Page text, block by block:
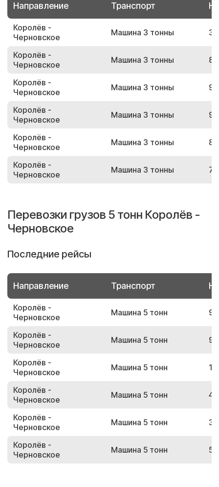
Направление Транспорт
Королёв -
Черновское
Машина 3 тонны
Королёв -
Черновское
Машина 3 тонны
Королёв -
Черновское
Машина 3 тонны
Королёв -
Черновское
Машина 3 тонны
Королёв -
Черновское
Машина 3 тонны
Королёв -
Черновское
Машина 3 тонны
Перевозки грузов 5 тонн Королёв -
Черновское
Последние рейсы
Направление Транспорт
Королёв -
Черновское
Машина 5 тонн
Королёв -
Черновское
Машина 5 тонн
Королёв -
Черновское
Машина 5 тонн
Королёв -
Черновское
Машина 5 тонн
Королёв -
Черновское
Машина 5 тонн
Королёв -
Черновское
Машина 5 тонн